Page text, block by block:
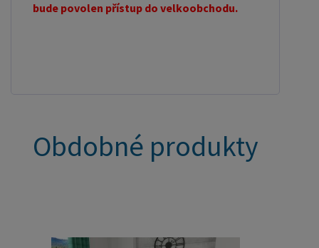
bude povolen přístup do velkoobchodu.
Obdobné produkty